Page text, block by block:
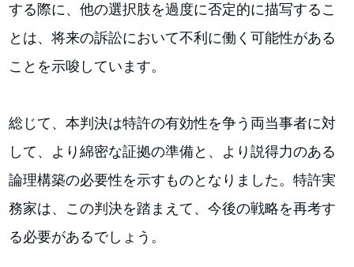
する際に、他の選択肢を過度に否定的に描写するこ
とは、将来の訴訟において不利に働く可能性がある
ことを示唆しています。
総じて、本判決は特許の有効性を争う両当事者に対
して、より綿密な証拠の準備と、より説得力のある
論理構築の必要性を示すものとなりました。特許実
務家は、この判決を踏まえて、今後の戦略を再考す
る必要があるでしょう。